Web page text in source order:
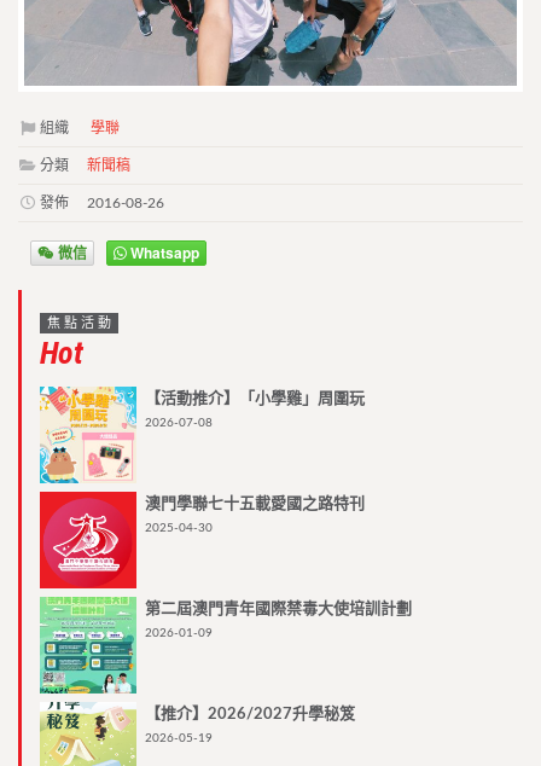
組織 學聯
分類 新聞稿
發佈 2016-08-26
微信 Whatsapp
焦點活動
Hot
【活動推介】「小學雞」周圍玩
2026-07-08
澳門學聯七十五載愛國之路特刊
2025-04-30
第二屆澳門青年國際禁毒大使培訓計劃
2026-01-09
【推介】2026/2027升學秘笈
2026-05-19